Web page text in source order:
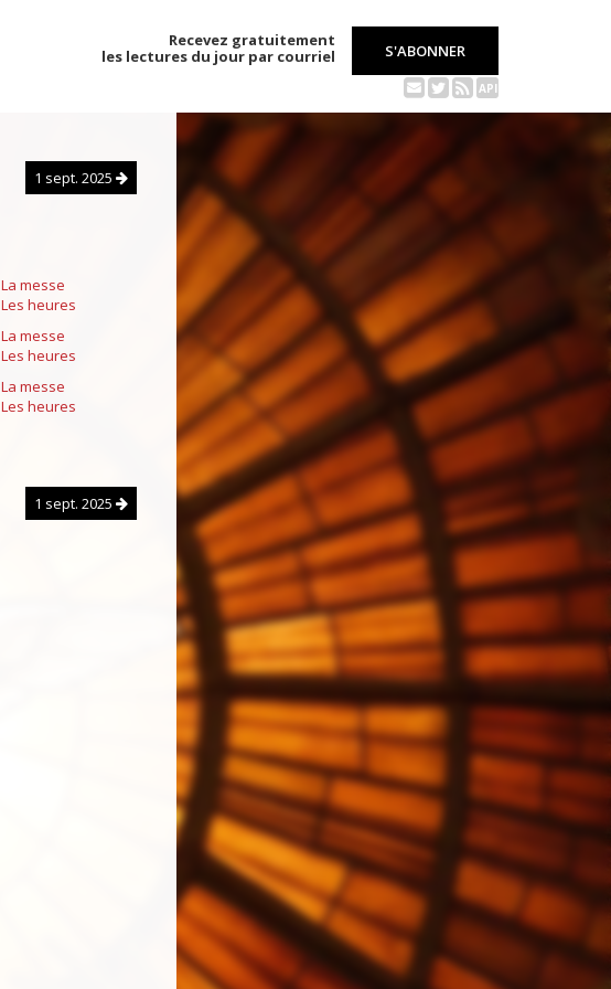
Recevez gratuitement
les lectures du jour par courriel
S'ABONNER
API
1 sept. 2025
La messe
Les heures
La messe
Les heures
La messe
Les heures
1 sept. 2025